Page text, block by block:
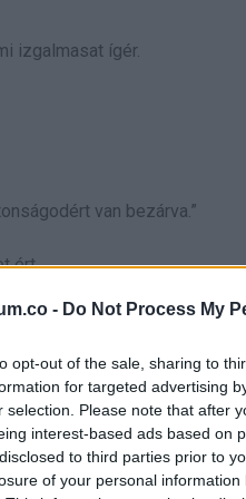
- Do Not Process My
opt-out of the sale, sharing to
for targeted advertising
selection. Please note that after
interest-based ads based on
to third parties prior to
of your personal
izgalmasat ígér.
van bezárva.”
ért.
sem tűnt, hogy ott van.
a pincében, hanem egy
hozzá, hogy kicsit
dolgok, bevásárlás,